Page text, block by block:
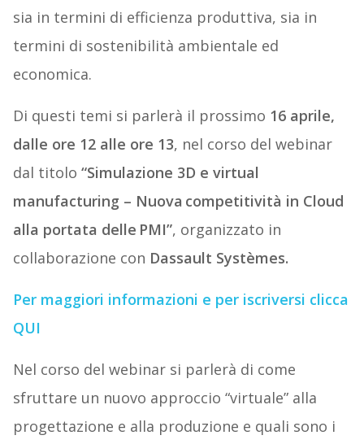
sia in termini di efficienza produttiva, sia in
termini di sostenibilità ambientale ed
economica.
Di questi temi si parlerà il prossimo 16 aprile,
dalle ore 12 alle ore 13, nel corso del webinar
dal titolo “Simulazione 3D e virtual
manufacturing – Nuova competitività in Cloud
alla portata delle PMI”, organizzato in
collaborazione con Dassault Systèmes.
Per maggiori informazioni e per iscriversi clicca
QUI
Nel corso del webinar si parlerà di come
sfruttare un nuovo approccio “virtuale” alla
progettazione e alla produzione e quali sono i